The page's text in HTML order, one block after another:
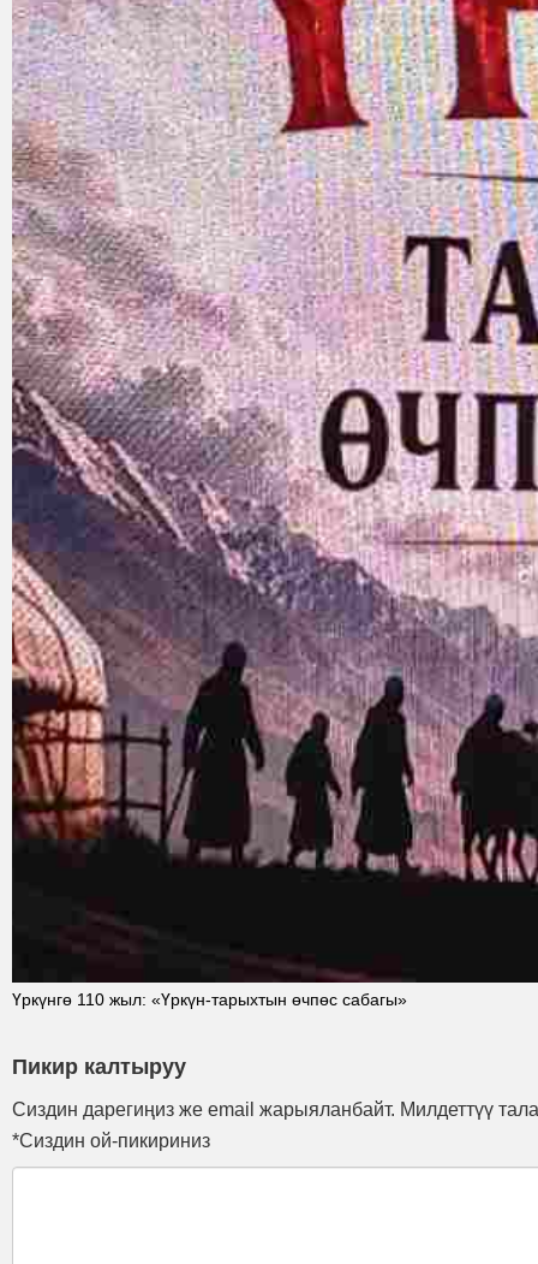
Үркүнгө 110 жыл: «Үркүн-тарыхтын өчпөс сабагы»
Пикир калтыруу
Сиздин дарегиңиз же email жарыяланбайт. Милдеттүү
*Сиздин ой-пикириниз